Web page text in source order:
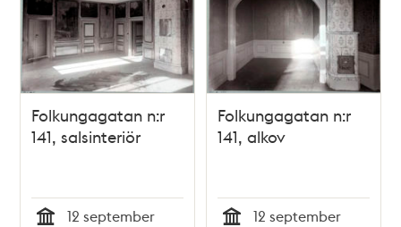
Folkungagatan n:r
141, salsinteriör
12 september
Folkungagatan n:r
141, alkov
12 september